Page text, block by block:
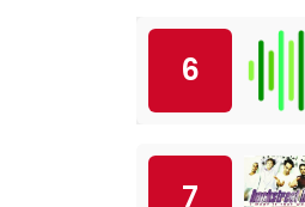
6
7